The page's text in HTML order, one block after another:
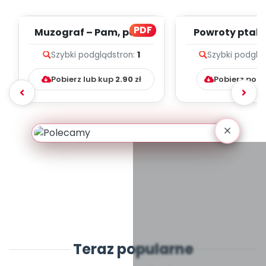
PDF
Muzograf – Pam, pam,
Szybki podglądstron: 1
Pobierz lub kup 2.90 zł
Powroty
Szybki
Pobierz
Teraz popularne